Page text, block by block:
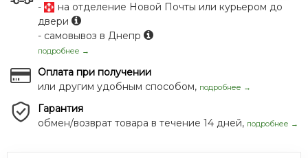
-
на отделение Новой Почты или курьером до
двери
- самовывоз в Днепр
подробнее →
Оплата при получении
или другим удобным способом, подробнее →
Гарантия
обмен/возврат товара в течение 14 дней, подробнее →